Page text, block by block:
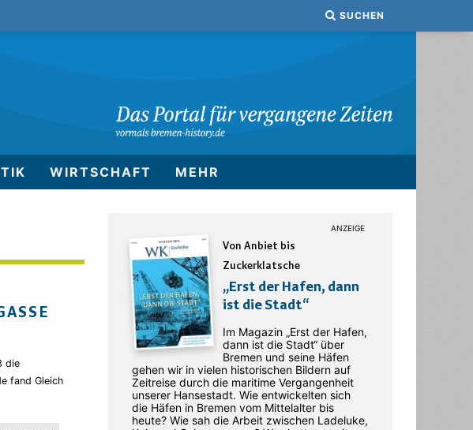
SUCHEN
WIRTSCHAFT MEHR
die
fand Gleich
Von Anbiet bis
Zuckerklatsche
„Erst der Hafen, dann
ist die Stadt“
Im Magazin „Erst der Hafen,
dann ist die Stadt“ über
Bremen und seine Häfen
gehen wir in vielen historischen Bildern auf
Zeitreise durch die maritime Vergangenheit
unserer Hansestadt. Wie entwickelten sich
die Häfen in Bremen vom Mittelalter bis
heute? Wie sah die Arbeit zwischen Ladeluke,